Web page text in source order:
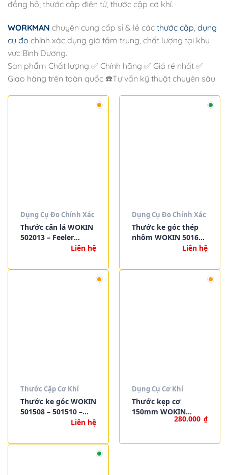
đồng hồ, thước cặp điện tử, thước cặp cơ khí.
WORKMAN chuyên cung cấp sỉ & lẻ các thước cặp dụng
cụ đo chính xác dụng giá tầm trung, chất lượng tại khu
vực Bình Dương.
Sản phẩm Chất lượng ✅ Chính hãng ✅ Giá rẻ nhất ✅
Giao hàng trên toàn quốc ☎️Tư vấn kỹ thuật chuyên sâu.
Dụng Cụ Đo Chính Xác
Thước căn lá WOKIN
502013 – Feeler
Gauges 13 lá, 0.05–
chrome
Liên hệ
Dụng Cụ Đo Chính Xác
Thước ke góc thép
nhôm WOKIN 501610
– 501612 – 501614 –
mét & inch
Liên hệ
Thước Cặp Cơ Khí
Thước ke góc WOKIN
501508 – 501510 –
501512 – 501514 –
mét & inch
Liên hệ
Dụng Cụ Cơ Khí
Thước kẹp cơ
150mm WOKIN
280.000 ₫